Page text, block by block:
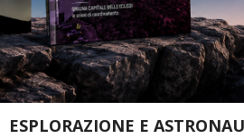
ESPLORAZIONE E